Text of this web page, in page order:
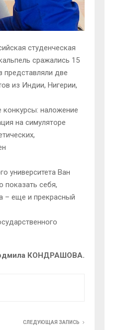
студенческая
сражались 15
представляли две
из Индии, Нигерии,
наложение
на симуляторе
университета Ван
показать себя,
– еще и прекрасный
КОНДРАШОВА.
СЛЕДУЮЩАЯ ЗАПИСЬ